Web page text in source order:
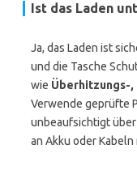
Ist das Laden
Ja, das Laden ist
und die Tasche
wie Überhitzungs-,
Verwende geprüfte
unbeaufsichtigt
an Akku oder